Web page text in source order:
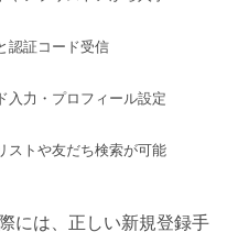
認証コード受信
入力・プロフィール設定
ストや友だち検索が可能
には、正しい新規登録手